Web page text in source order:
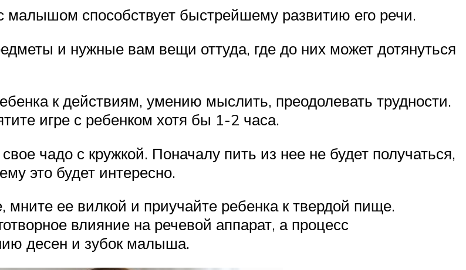
малышом способствует быстрейшему развитию его речи.
и нужные вам вещи оттуда, где до них может дотянуться
к действиям, умению мыслить, преодолевать трудности.
игре с ребенком хотя бы 1-2 часа.
чадо с кружкой. Поначалу пить из нее не будет получаться,
это будет интересно.
ее вилкой и приучайте ребенка к твердой пище.
влияние на речевой аппарат, а процесс
десен и зубок малыша.